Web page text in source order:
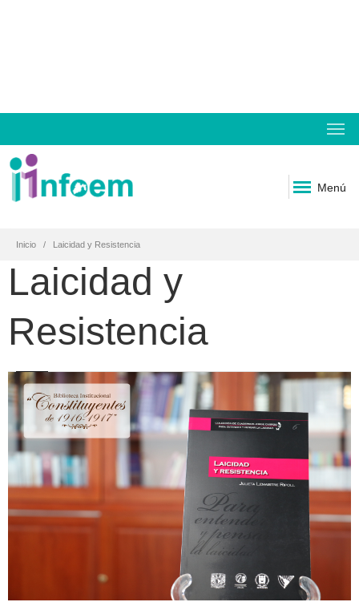
Menú
Inicio Laicidad y Resistencia
Laicidad y
Resistencia